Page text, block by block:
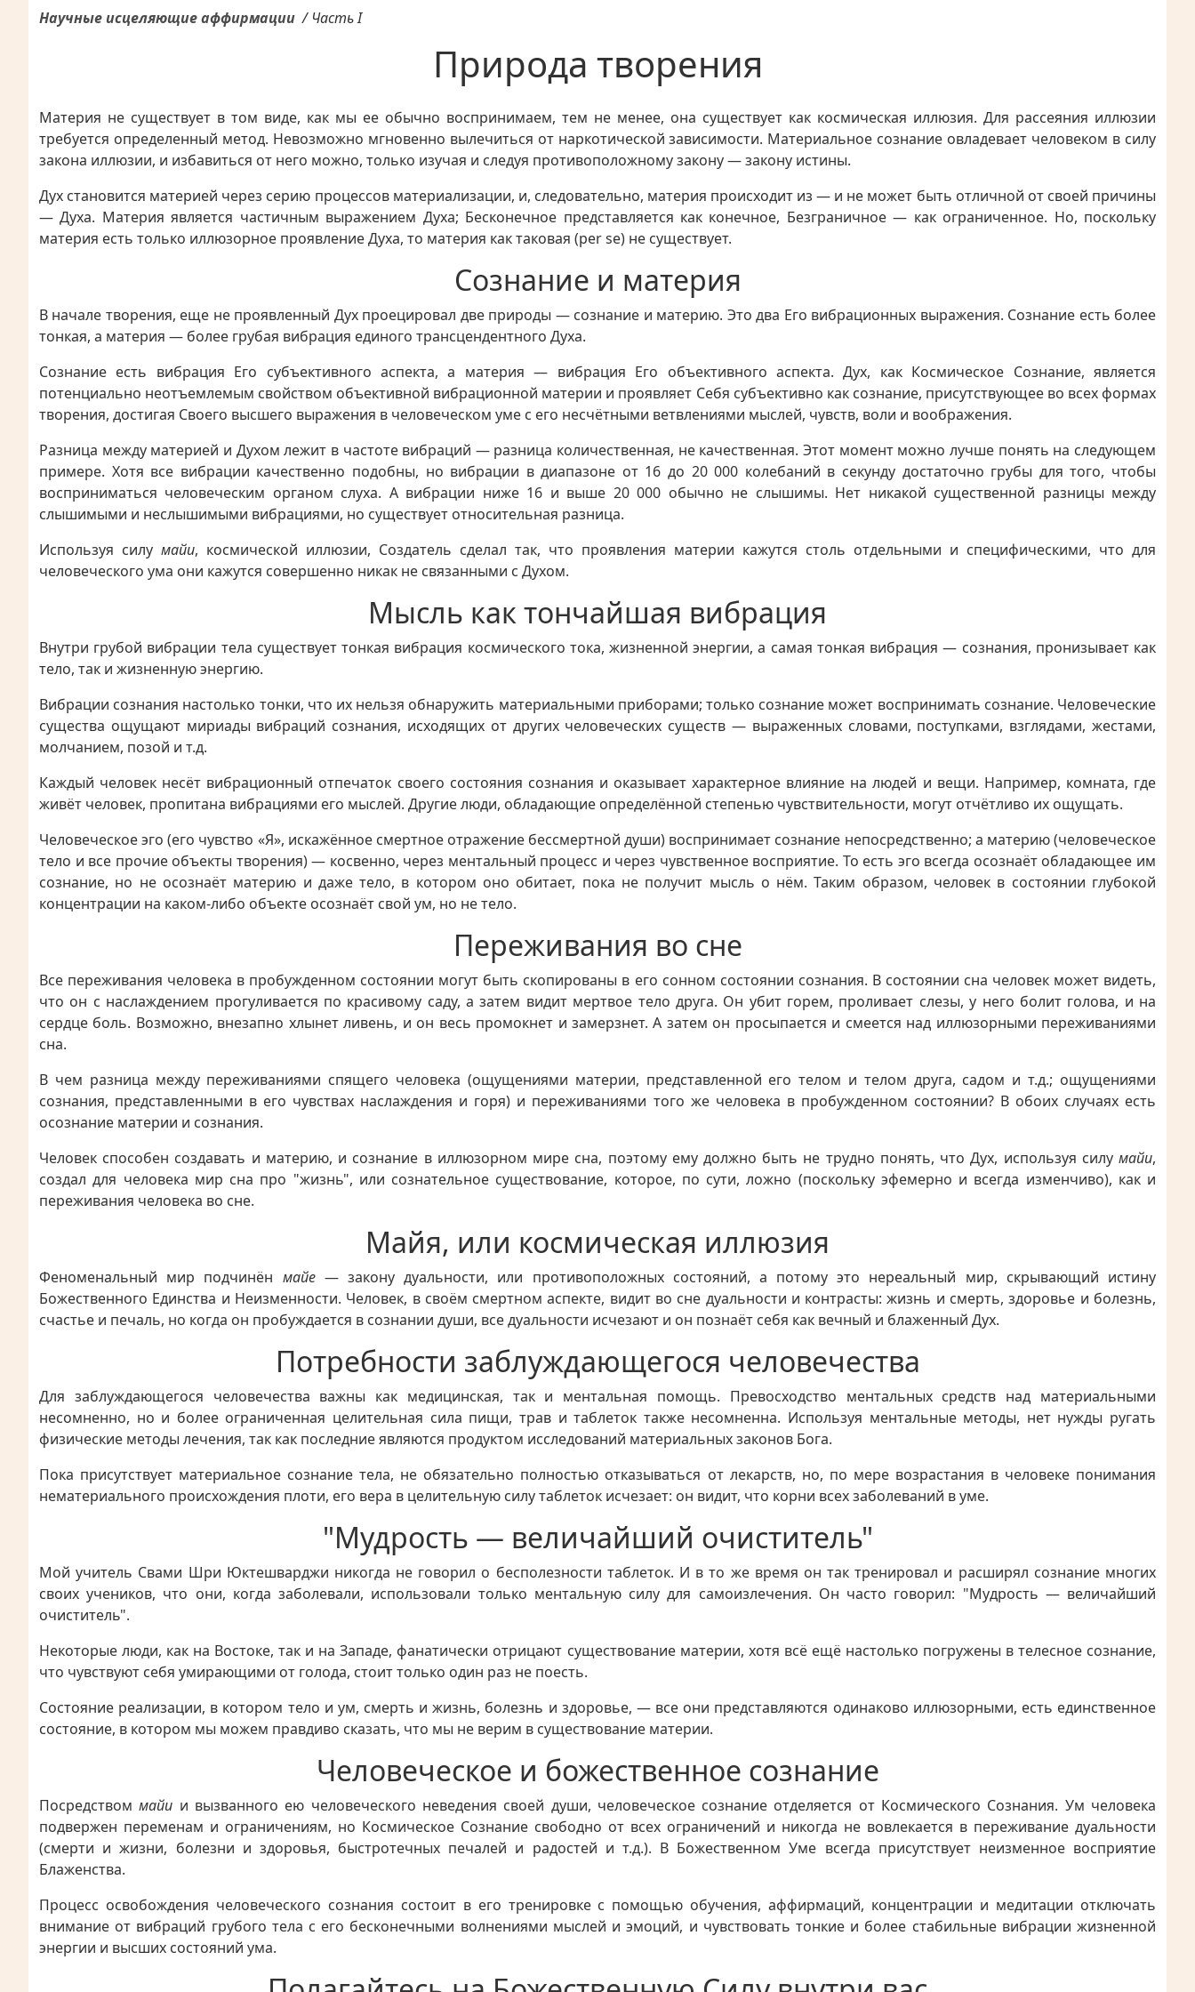
Научные исцеляющие аффирмации / Часть I
Природа творения
Материя не существует в том виде, как мы ее обычно воспринимаем, тем не менее, она существует как космическая иллюзия. Для рассеяния иллюзии
требуется определенный метод. Невозможно мгновенно вылечиться от наркотической зависимости. Материальное сознание овладевает человеком в силу
закона иллюзии, и избавиться от него можно, только изучая и следуя противоположному закону — закону истины.
Дух становится материей через серию процессов материализации, и, следовательно, материя происходит из — и не может быть отличной от своей причины
— Духа. Материя является частичным выражением Духа; Бесконечное представляется как конечное, Безграничное — как ограниченное. Но, поскольку
материя есть только иллюзорное проявление Духа, то материя как таковая (per se) не существует.
Сознание и материя
В начале творения, еще не проявленный Дух проецировал две природы — сознание и материю. Это два Его вибрационных выражения. Сознание есть более
тонкая, а материя — более грубая вибрация единого трансцендентного Духа.
Сознание есть вибрация Его субъективного аспекта, а материя — вибрация Его объективного аспекта. Дух, как Космическое Сознание, является
потенциально неотъемлемым свойством объективной вибрационной материи и проявляет Себя субъективно как сознание, присутствующее во всех формах
творения, достигая Своего высшего выражения в человеческом уме с его несчётными ветвлениями мыслей, чувств, воли и воображения.
Разница между материей и Духом лежит в частоте вибраций — разница количественная, не качественная. Этот момент можно лучше понять на следующем
примере. Хотя все вибрации качественно подобны, но вибрации в диапазоне от 16 до 20 000 колебаний в секунду достаточно грубы для того, чтобы
восприниматься человеческим органом слуха. А вибрации ниже 16 и выше 20 000 обычно не слышимы. Нет никакой существенной разницы между
слышимыми и неслышимыми вибрациями, но существует относительная разница.
Используя силу майи, космической иллюзии, Создатель сделал так, что проявления материи кажутся столь отдельными и специфическими, что для
человеческого ума они кажутся совершенно никак не связанными с Духом.
Мысль как тончайшая вибрация
Внутри грубой вибрации тела существует тонкая вибрация космического тока, жизненной энергии, а самая тонкая вибрация — сознания, пронизывает как
тело, так и жизненную энергию.
Вибрации сознания настолько тонки, что их нельзя обнаружить материальными приборами; только сознание может воспринимать сознание. Человеческие
существа ощущают мириады вибраций сознания, исходящих от других человеческих существ — выраженных словами, поступками, взглядами, жестами,
молчанием, позой и т.д.
Каждый человек несёт вибрационный отпечаток своего состояния сознания и оказывает характерное влияние на людей и вещи. Например, комната, где
живёт человек, пропитана вибрациями его мыслей. Другие люди, обладающие определённой степенью чувствительности, могут отчётливо их ощущать.
Человеческое эго (его чувство «Я», искажённое смертное отражение бессмертной души) воспринимает сознание непосредственно; а материю (человеческое
тело и все прочие объекты творения) — косвенно, через ментальный процесс и через чувственное восприятие. То есть эго всегда осознаёт обладающее им
сознание, но не осознаёт материю и даже тело, в котором оно обитает, пока не получит мысль о нём. Таким образом, человек в состоянии глубокой
концентрации на каком-либо объекте осознаёт свой ум, но не тело.
Переживания во сне
Все переживания человека в пробужденном состоянии могут быть скопированы в его сонном состоянии сознания. В состоянии сна человек может видеть,
что он с наслаждением прогуливается по красивому саду, а затем видит мертвое тело друга. Он убит горем, проливает слезы, у него болит голова, и на
сердце боль. Возможно, внезапно хлынет ливень, и он весь промокнет и замерзнет. А затем он просыпается и смеется над иллюзорными переживаниями
сна.
В чем разница между переживаниями спящего человека (ощущениями материи, представленной его телом и телом друга, садом и т.д.; ощущениями
сознания, представленными в его чувствах наслаждения и горя) и переживаниями того же человека в пробужденном состоянии? В обоих случаях есть
осознание материи и сознания.
Человек способен создавать и материю, и сознание в иллюзорном мире сна, поэтому ему должно быть не трудно понять, что Дух, используя силу майи,
создал для человека мир сна про "жизнь", или сознательное существование, которое, по сути, ложно (поскольку эфемерно и всегда изменчиво), как и
переживания человека во сне.
Майя, или космическая иллюзия
Феноменальный мир подчинён майе— закону дуальности, или противоположных состояний, а потому это нереальный мир, скрывающий истину
Божественного Единства и Неизменности. Человек, в своём смертном аспекте, видит во сне дуальности и контрасты: жизнь и смерть, здоровье и болезнь,
счастье и печаль, но когда он пробуждается в сознании души, все дуальности исчезают и он познаёт себя как вечный и блаженный Дух.
Потребности заблуждающегося человечества
Для заблуждающегося человечества важны как медицинская, так и ментальная помощь. Превосходство ментальных средств над материальными
несомненно, но и более ограниченная целительная сила пищи, трав и таблеток также несомненна. Используя ментальные методы, нет нужды ругать
физические методы лечения, так как последние являются продуктом исследований материальных законов Бога.
Пока присутствует материальное сознание тела, не обязательно полностью отказываться от лекарств, но, по мере возрастания в человеке понимания
нематериального происхождения плоти, его вера в целительную силу таблеток исчезает: он видит, что корни всех заболеваний в уме.
"Мудрость — величайший очиститель"
Мой учитель Свами Шри Юктешварджи никогда не говорил о бесполезности таблеток. И в то же время он так тренировал и расширял сознание многих
своих учеников, что они, когда заболевали, использовали только ментальную силу для самоизлечения. Он часто говорил: "Мудрость — величайший
очиститель".
Некоторые люди, как на Востоке, так и на Западе, фанатически отрицают существование материи, хотя всё ещё настолько погружены в телесное сознание,
что чувствуют себя умирающими от голода, стоит только один раз не поесть.
Состояние реализации, в котором тело и ум, смерть и жизнь, болезнь и здоровье, — все они представляются одинаково иллюзорными, есть единственное
состояние, в котором мы можем правдиво сказать, что мы не верим в существование материи.
Человеческое и божественное сознание
Посредствоммайи и вызванного ею человеческого неведения своей души, человеческое сознание отделяется от Космического Сознания. Ум человека
подвержен переменам и ограничениям, но Космическое Сознание свободно от всех ограничений и никогда не вовлекается в переживание дуальности
(смерти и жизни, болезни и здоровья, быстротечных печалей и радостей и т.д.). В Божественном Уме всегда присутствует неизменное восприятие
Блаженства.
Процесс освобождения человеческого сознания состоит в его тренировке с помощью обучения, аффирмаций, концентрации и медитации отключать
внимание от вибраций грубого тела с его бесконечными волнениями мыслей и эмоций, и чувствовать тонкие и более стабильные вибрации жизненной
энергии и высших состояний ума.